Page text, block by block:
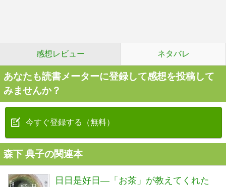
感想レビュー ネタバレ
あなたも読書メーターに登録して感想を投稿して
みませんか？
今すぐ登録する（無料）
森下 典子の関連本
日日是好日―「お茶」が教えてくれた